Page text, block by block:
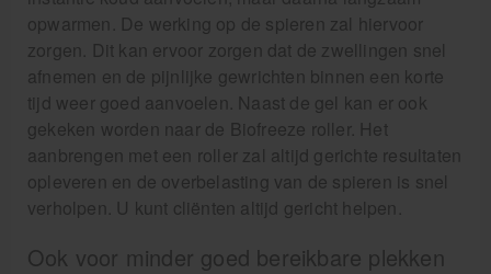
opwarmen. De werking op de spieren zal hiervoor
zorgen. Dit kan ervoor zorgen dat de zwellingen snel
afnemen en de pijnlijke gewrichten binnen een korte
tijd weer goed aanvoelen. Naast de gel kan er ook
gekeken worden naar de Biofreeze roller. Het
aanbrengen met een roller zal altijd gerichte resultaten
opleveren en de overbelasting van de spieren is snel
verholpen. U kunt cliënten altijd gericht helpen.
Ook voor minder goed bereikbare plekken